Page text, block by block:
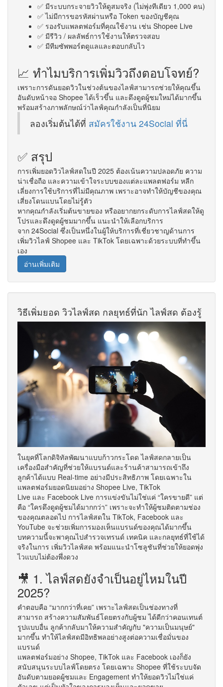
✅ มีระบบกระจายวิวให้ดูสมจริง (ไม่พุ่งทีเดียว 1,000 คน)
✅ ไม่มีการขอรหัสผ่านหรือ Token ของบัญชีคุณ
✅ รองรับแพลตฟอร์มที่คุณใช้งาน เช่น Shopee Live
✅ มีรีวิว / ผลลัพธ์การใช้งานให้ตรวจสอบ
✅ มีทีมซัพพอร์ตดูแลและตอบกลับไว
📈 ทำไมบริการเพิ่มวิวถึงตอบโจทย์?
เพราะการดันยอดวิวในช่วงต้นของไลฟ์สามารถช่วยให้คุณขึ้น
อันดับหน้าจอ Shopee ได้เร็วขึ้น และดึงดูดผู้ชมใหม่ได้มากขึ้น
พร้อมสร้างภาพลักษณ์ว่าไลฟ์คุณกำลังเป็นที่นิยม
ลองเริ่มต้นได้ที่ สมัครใช้งาน 24Social ที่นี่
✅ สรุป
การเพิ่มยอดวิวไลฟ์สดในปี 2025 ต้องเน้นความปลอดภัย ความ
น่าเชื่อถือ และความเข้าใจระบบของแต่ละแพลตฟอร์ม หลีก
เลี่ยงการใช้บริการที่ไม่มีคุณภาพ เพราะอาจทำให้บัญชีของคุณ
เสี่ยงโดนแบนโดยไม่รู้ตัว
หากคุณกำลังเริ่มต้นขายของ หรืออยากยกระดับการไลฟ์สดให้ดู
โปรและดึงดูดผู้ชมมากขึ้น แนะนำให้เลือกบริการ
จาก 24Social ซึ่งเป็นหนึ่งในผู้ให้บริการที่เชี่ยวชาญด้านการ
เพิ่มวิวไลฟ์ Shopee และ TikTok โดยเฉพาะด้วยระบบที่ทำขึ้น
เอง
อ่านเพิ่มเติม
วิธีเพิ่มยอด วิวไลฟ์สด กลยุทธ์ที่นัก ไลฟ์สด ต้องรู้
ในยุคที่โลกดิจิทัลพัฒนาแบบก้าวกระโดด ไลฟ์สดกลายเป็น
เครื่องมือสำคัญที่ช่วยให้แบรนด์และร้านค้าสามารถเข้าถึง
ลูกค้าได้แบบ Real-time อย่างมีประสิทธิภาพ โดยเฉพาะใน
แพลตฟอร์มยอดนิยมอย่าง Shopee Live, TikTok
Live และ Facebook Live การแข่งขันไม่ใช่แค่ “ใครขายดี” แต่
คือ “ใครดึงดูดผู้ชมได้มากกว่า” เพราะจะทำให้ผู้ชมติดตามช่อง
ของคุณตลอดไป การไลฟ์สดใน TikTok, Facebook และ
YouTube จะช่วยเพิ่มการมองเห็นแบรนด์ของคุณได้มากขึ้น
บทความนี้จะพาคุณไปสำรวจเทรนด์ เทคนิค และกลยุทธ์ที่ใช้ได้
จริงในการ เพิ่มวิวไลฟ์สด พร้อมแนะนำโซลูชันที่ช่วยให้ยอดพุ่ง
ไวแบบไม่ต้องพึ่งดวง
🎥 1. ไลฟ์สดยังจำเป็นอยู่ไหมในปี
2025?
คำตอบคือ “มากกว่าที่เคย” เพราะไลฟ์สดเป็นช่องทางที่
สามารถ สร้างความสัมพันธ์โดยตรงกับผู้ชม ได้ดีกว่าคอนเทนต์
รูปแบบอื่น ลูกค้ากลับมาให้ความสำคัญกับ "ความเป็นมนุษย์"
มากขึ้น ทำให้ไลฟ์สดมีอิทธิพลอย่างสูงต่อความเชื่อมั่นของ
แบรนด์
แพลตฟอร์มอย่าง Shopee, TikTok และ Facebook เองก็ยัง
สนับสนุนระบบไลฟ์โดยตรง โดยเฉพาะ Shopee ที่ใช้ระบบจัด
อันดับตามยอดผู้ชมและ Engagement ทำให้ยอดวิวไม่ใช่แค่